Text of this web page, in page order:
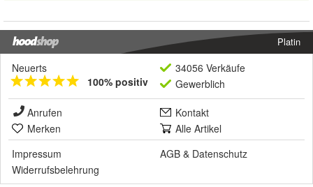
Platin
Neuerts
100% positiv
34056 Verkäufe
Gewerblich
Anrufen
Kontakt
Merken
Alle Artikel
Impressum
AGB & Datenschutz
Widerrufsbelehrung